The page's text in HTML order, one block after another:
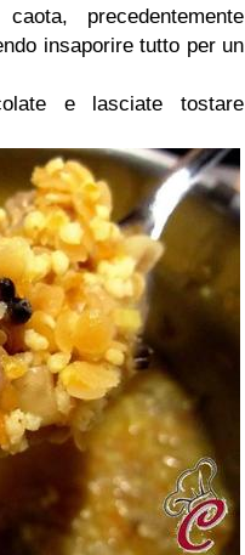
precedentemente
insaporire tutto per un
e lasciate tostare